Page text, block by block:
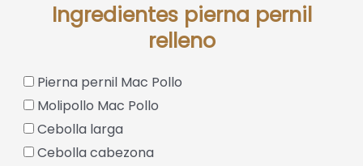
Ingredientes pierna pernil
relleno
Pierna pernil Mac Pollo
Molipollo Mac Pollo
Cebolla larga
Cebolla cabezona